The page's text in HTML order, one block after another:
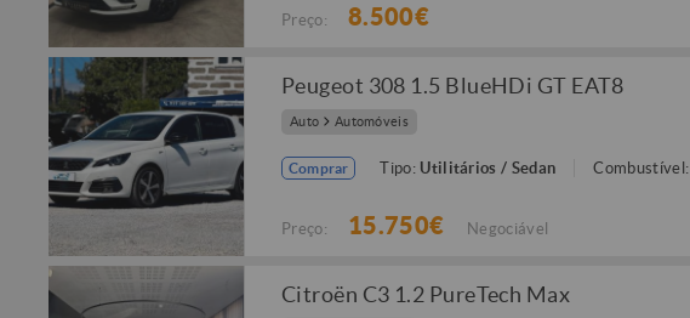
Preço: 8.500€
Peugeot 308 1.5 BlueHDi GT EAT8
Auto Automóveis
Comprar Tipo: Utilitários / Sedan Combustível:
Preço: 15.750€ Negociável
Citroën C3 1.2 PureTech Max